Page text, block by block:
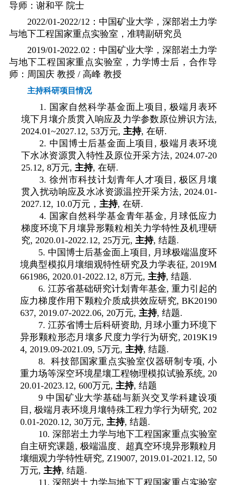
导师：谢和平 院士
2022/01-2022/12 ：中国矿业大学，深部岩土力学
与地下工程国家重点实验室，准聘副研究员
2019/01-2022.02 ：中国矿业大学，深部岩土力学
与地下工程国家重点实验室，力学博士后，合作导
师：周国庆 教授 / 高峰 教授
主持科研项目情况
1. 国家自然科学基金面上项目 ,极端月表环
境下月壤介质贯入响应及力学参数原位辨识方法,
2024.01~2027.12, 53万元, 主持, 在研.
2. 中国博士后基金面上项目 ,极端月表环境
下水冰资源贯入特性及原位开采方法, 2024.07-20
25.12, 8万元, 主持, 在研.
3. 徐州市科技计划青年人才项目 ,极区月壤
贯入扰动响应及水冰资源温控开采方法, 2024.01-
2027.12, 10.0万元， 主持, 在研.
4. 国家自然科学基金青年基金, 月球低应力
梯度环境下月壤异形颗粒相关力学特性及机理研
究, 2020.01-2022.12, 25万元, 主持, 结题.
5. 中国博士后基金面上项目 , 月球极端温度环
境典型模拟月壤细观特性研究及力学表征, 2019M
661986, 2020.01-2022.12, 8万元, 主持, 结题.
6. 江苏省基础研究计划青年基金, 重力引起的
应力梯度作用下颗粒介质成拱效应研究, BK20190
637, 2019.07-2022.06, 20万元, 主持, 结题.
7. 江苏省博士后科研资助, 月球小重力环境下
异形颗粒形态月壤多尺度力学行为研究, 2019K19
4, 2019.09-2021.09, 5万元, 主持, 结题.
8.科技部国家重点实验室仪器研制专项,小
重力场等深空环境星壤工程物理模拟试验系统, 20
20.01-2023.12, 600万元, 主持, 结题
9 中国矿业大学基础与新兴交叉学科建设项
目 ,极端月表环境月壤特殊工程力学行为研究, 202
0.01-2020.12, 30万元, 主持, 结题.
10.深部岩土力学与地下工程国家重点实验室
自主研究课题, 极端温度、超真空环境异形颗粒月
壤细观力学特性研究, Z19007, 2019.01-2021.12, 50
万元, 主持, 结题.
11.深部岩土力学与地下工程国家重点实验室